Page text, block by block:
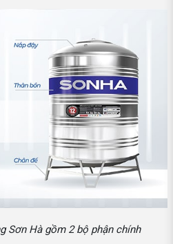
Sơn Hà gồm 2 bộ phận chính